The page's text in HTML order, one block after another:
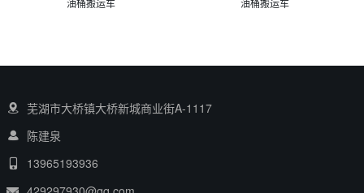
芜湖市大桥镇大桥新城商业街A-1117
陈建泉
13965193936